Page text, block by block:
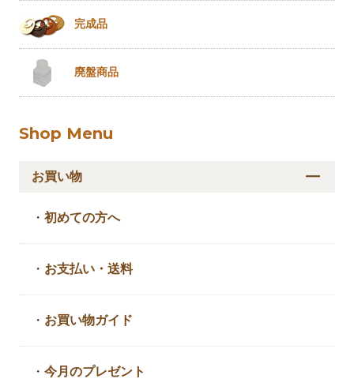
完成品
廃盤商品
Shop Menu
お買い物
・初めての方へ
・ お支払い・送料
・ お買い物ガイド
・今月のプレゼント